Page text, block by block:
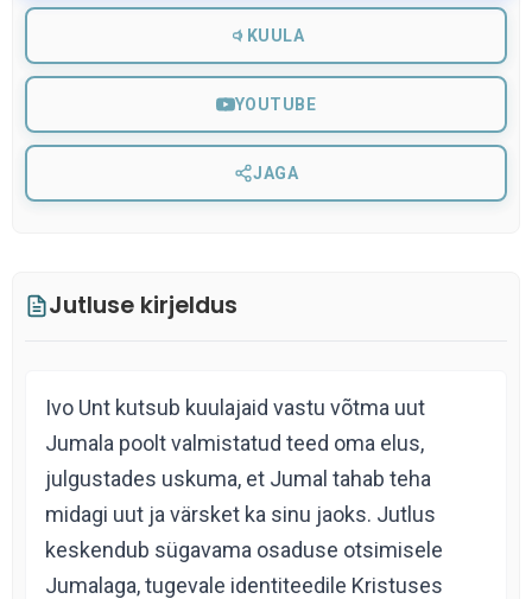
KUULA
YOUTUBE
JAGA
Jutluse kirjeldus
Ivo Unt kutsub kuulajaid vastu võtma uut
Jumala poolt valmistatud teed oma elus,
julgustades uskuma, et Jumal tahab teha
midagi uut ja värsket ka sinu jaoks. Jutlus
keskendub sügavama osaduse otsimisele
Jumalaga, tugevale identiteedile Kristuses